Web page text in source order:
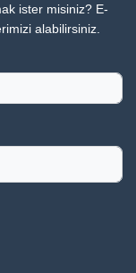
ister misiniz? E-
alabilirsiniz.